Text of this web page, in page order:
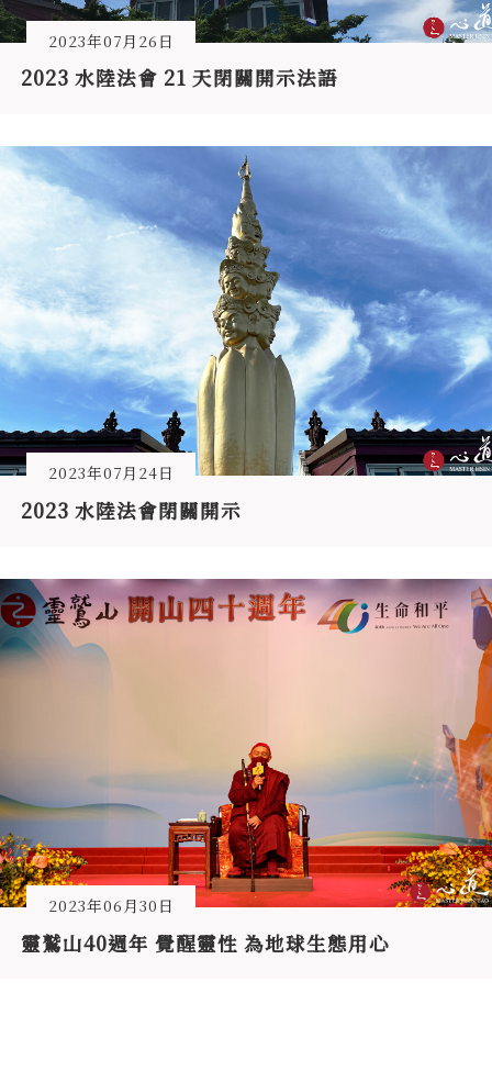
2023年07月26日
2023 水陸法會 21 天閉關開示法語
2023年07月24日
2023 水陸法會閉關開示
2023年06月30日
靈鷲山40週年 覺醒靈性 為地球生態用心